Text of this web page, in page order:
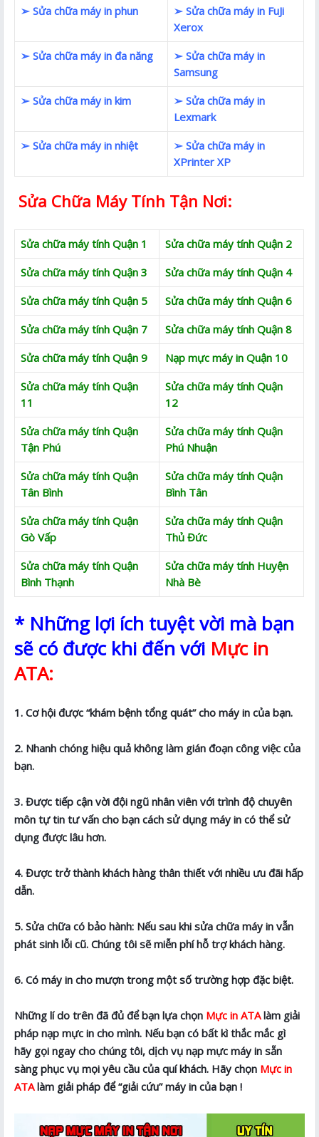
➢ Sửa chữa máy in phun
➢ Sửa chữa máy in FuJi
Xerox
➢ Sửa chữa máy in đa năng
➢ Sửa chữa máy in
Samsung
➢ Sửa chữa máy in kim
➢ Sửa chữa máy in
Lexmark
➢ Sửa chữa máy in nhiệt
➢ Sửa chữa máy in
XPrinter XP
Sửa Chữa Máy Tính Tận Nơi:
Sửa chữa máy tính Quận 1
Sửa chữa máy tính Quận 2
Sửa chữa máy tính Quận 3
Sửa chữa máy tính Quận 4
Sửa chữa máy tính Quận 5
Sửa chữa máy tính Quận 6
Sửa chữa máy tính Quận 7
Sửa chữa máy tính Quận 8
Sửa chữa máy tính Quận 9
Nạp mực máy in Quận 10
Sửa chữa máy tính Quận
11
Sửa chữa máy tính Quận
12
Sửa chữa máy tính Quận
Tận Phú
Sửa chữa máy tính Quận
Phú Nhuận
Sửa chữa máy tính Quận
Tân Bình
Sửa chữa máy tính Quận
Bình Tân
Sửa chữa máy tính Quận
Gò Vấp
Sửa chữa máy tính Quận
Thủ Đức
Sửa chữa máy tính Quận
Bình Thạnh
Sửa chữa máy tính Huyện
Nhà Bè
* Những lợi ích tuyệt vời mà bạn
sẽ có được khi đến với Mực in
ATA:
1. Cơ hội được “khám bệnh tổng quát” cho máy in của bạn.
2. Nhanh chóng hiệu quả không làm gián đoạn công việc của
bạn.
3. Được tiếp cận vời đội ngũ nhân viên với trình độ chuyên
môn tự tin tư vấn cho bạn cách sử dụng máy in có thể sử
dụng được lâu hơn.
4. Được trở thành khách hàng thân thiết với nhiều ưu đãi hấp
dẫn.
5. Sửa chữa có bảo hành: Nếu sau khi sửa chữa máy in vẫn
phát sinh lỗi cũ. Chúng tôi sẽ miễn phí hỗ trợ khách hàng.
6. Có máy in cho mượn trong một số trường hợp đặc biệt.
Những lí do trên đã đủ để bạn lựa chọn Mực in ATAlàm giải
pháp nạp mực in cho mình. Nếu bạn có bất kì thắc mắc gì
hãy gọi ngay cho chúng tôi, dịch vụ nạp mực máy in sẵn
sàng phục vụ mọi yêu cầu của quí khách. Hãy chọn Mực in
ATAlàm giải pháp để “giải cứu” máy in của bạn !